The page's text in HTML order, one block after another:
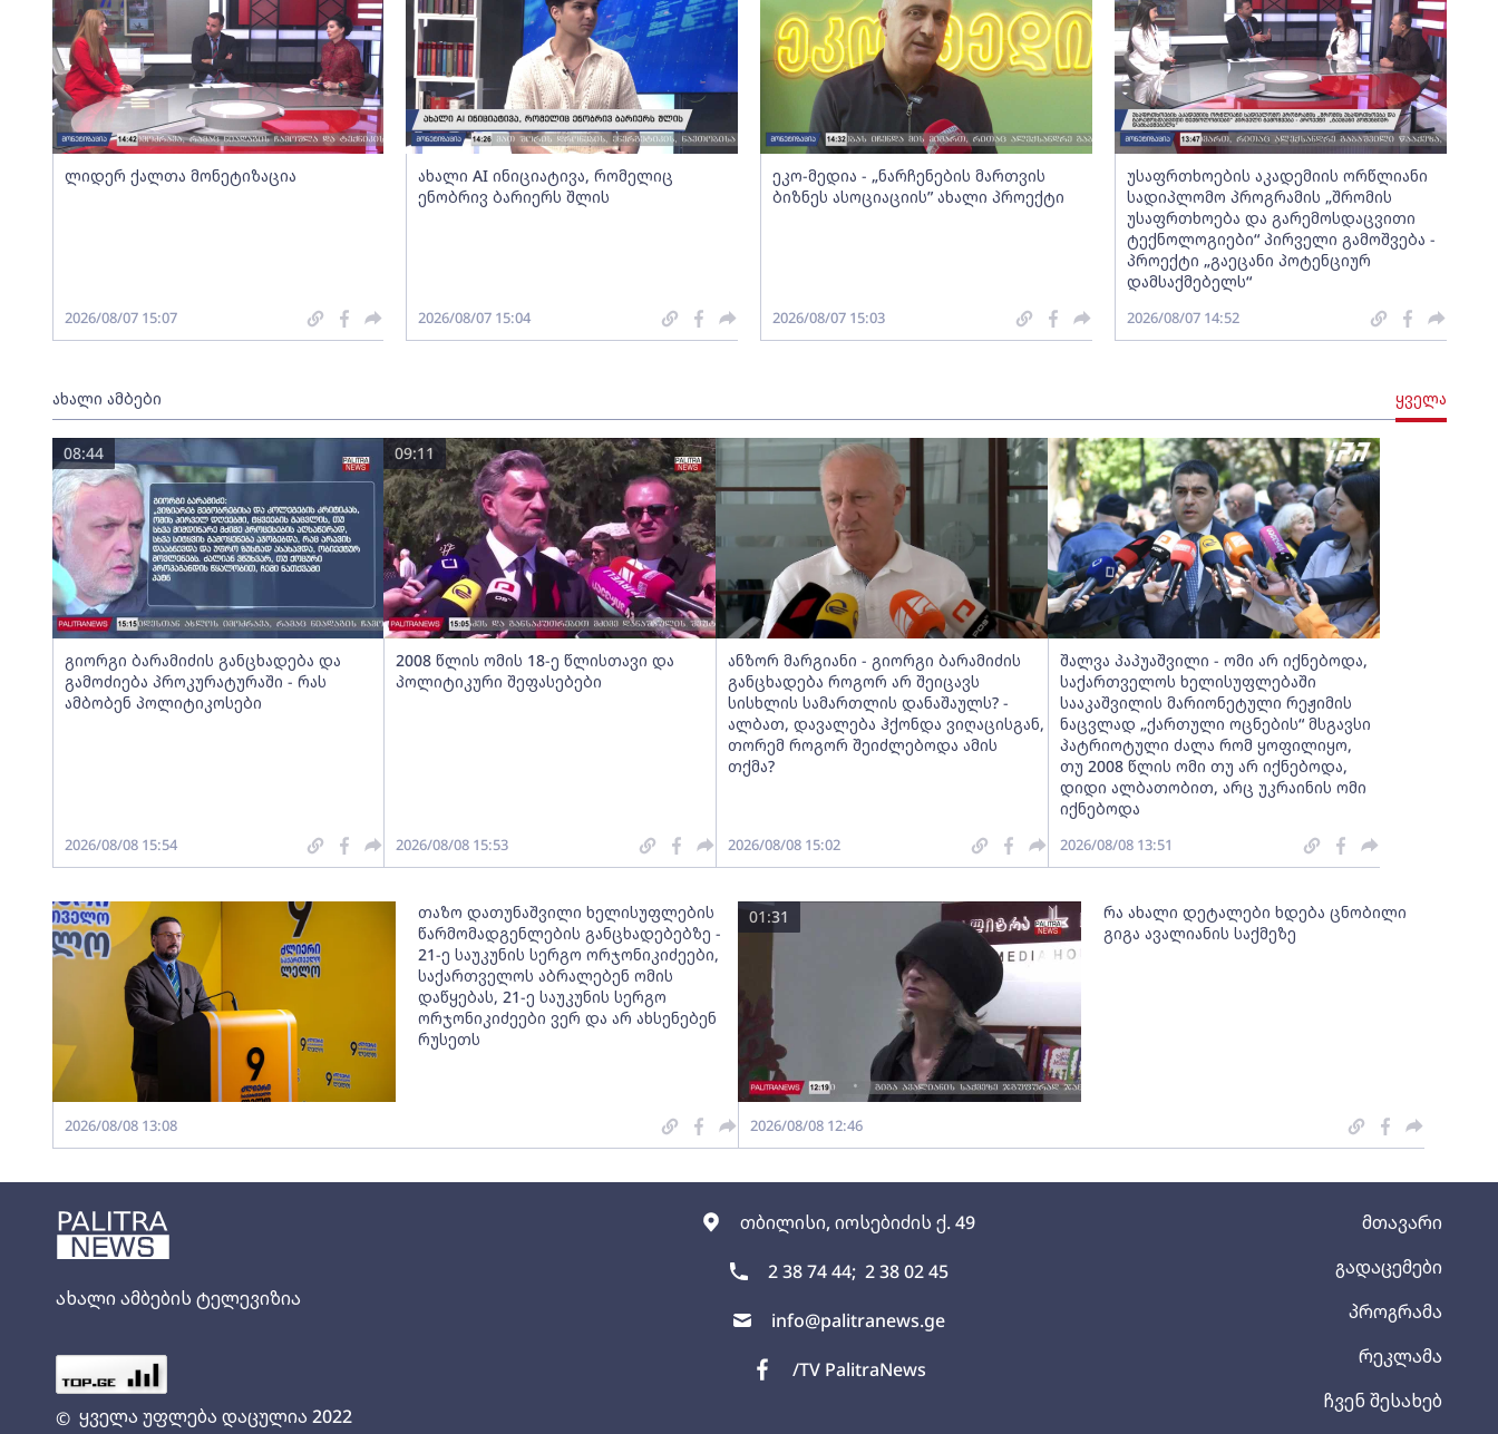
ახალი ამბების ტელევიზია
© ყველა უფლება დაცულია 2022
თბილისი, იოსებიძის ქ. 49
2 38 74 44; 2 38 02 45
info@palitranews.ge
/TV PalitraNews
მთავარი
გადაცემები
პროგრამა
რეკლამა
ჩვენ შესახებ
ლიდერ ქალთა მონეტიზაცია
2026/08/07 15:07
ახალი AI ინიციატივა, რომელიც
ენობრივ ბარიერს შლის
2026/08/07 15:04
ეკო-მედია - „ნარჩენების მართვის
ბიზნეს ასოციაციის” ახალი პროექტი
2026/08/07 15:03
უსაფრთხოების აკადემიის ორწლიანი
სადიპლომო პროგრამის „შრომის
უსაფრთხოება და გარემოსდაცვითი
ტექნოლოგიები“ პირველი გამოშვება -
პროექტი „გაეცანი პოტენციურ
დამსაქმებელს“
2026/08/07 14:52
ახალი ამბები ყველა
გიორგი ბარამიძის განცხადება და
გამოძიება პროკურატურაში - რას
ამბობენ პოლიტიკოსები
08:44
2026/08/08 15:54
2008 წლის ომის 18-ე წლისთავი და
პოლიტიკური შეფასებები
09:11
2026/08/08 15:53
ანზორ მარგიანი - გიორგი ბარამიძის
განცხადება როგორ არ შეიცავს
სისხლის სამართლის დანაშაულს? -
ალბათ, დავალება ჰქონდა ვიღაცისგან,
თორემ როგორ შეიძლებოდა ამის
თქმა?
2026/08/08 15:02
შალვა პაპუაშვილი - ომი არ იქნებოდა,
საქართველოს ხელისუფლებაში
სააკაშვილის მარიონეტული რეჟიმის
ნაცვლად „ქართული ოცნების“ მსგავსი
პატრიოტული ძალა რომ ყოფილიყო,
თუ 2008 წლის ომი თუ არ იქნებოდა,
დიდი ალბათობით, არც უკრაინის ომი
იქნებოდა
2026/08/08 13:51
თაზო დათუნაშვილი ხელისუფლების
წარმომადგენლების განცხადებებზე -
21-ე საუკუნის სერგო ორჯონიკიძეები,
საქართველოს აბრალებენ ომის
დაწყებას, 21-ე საუკუნის სერგო
ორჯონიკიძეები ვერ და არ ახსენებენ
რუსეთს
2026/08/08 13:08
რა ახალი დეტალები ხდება ცნობილი
გიგა ავალიანის საქმეზე
01:31
2026/08/08 12:46